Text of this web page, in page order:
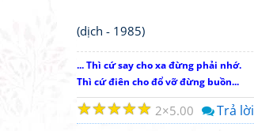
(dịch - 1985)
... Thì cứ say cho xa đừng phải nhớ.
Thì cứ điên cho đổ vỡ đừng buồn...
☆
☆
☆
☆
☆ 2 5.00 Trả lời